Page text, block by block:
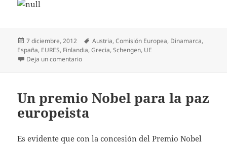
Publicado
el
7 diciembre, 2012 Etiquetas
Austria,Comisión Europea, Dinamarca,
España, EURES, Finlandia,Grecia,Schengen, UE
Deja un comentarioen La Unión Europea al rescate de los jóvenes ninis
Un premio Nobel para la paz
europeista
Es evidente que con la concesión del Premio Nobel